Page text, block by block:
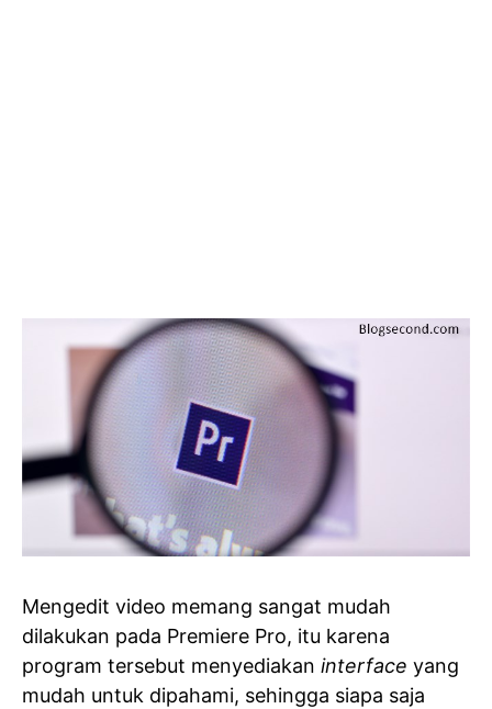
Mengedit video memang sangat mudah
dilakukan pada Premiere Pro, itu karena
program tersebut menyediakan interface yang
mudah untuk dipahami, sehingga siapa saja